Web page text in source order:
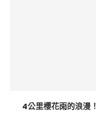
4公里櫻花雨的浪漫